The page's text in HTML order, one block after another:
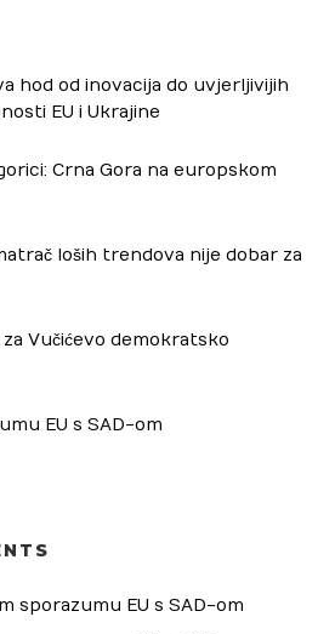
hod od inovacija do uvjerljivijih
EU i Ukrajine
Crna Gora na europskom
loših trendova nije dobar za
za Vučićevo demokratsko
EU s SAD-om
sporazumu EU s SAD-om